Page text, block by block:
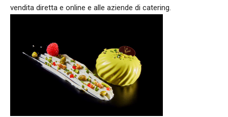
vendita diretta e online e alle aziende di catering.